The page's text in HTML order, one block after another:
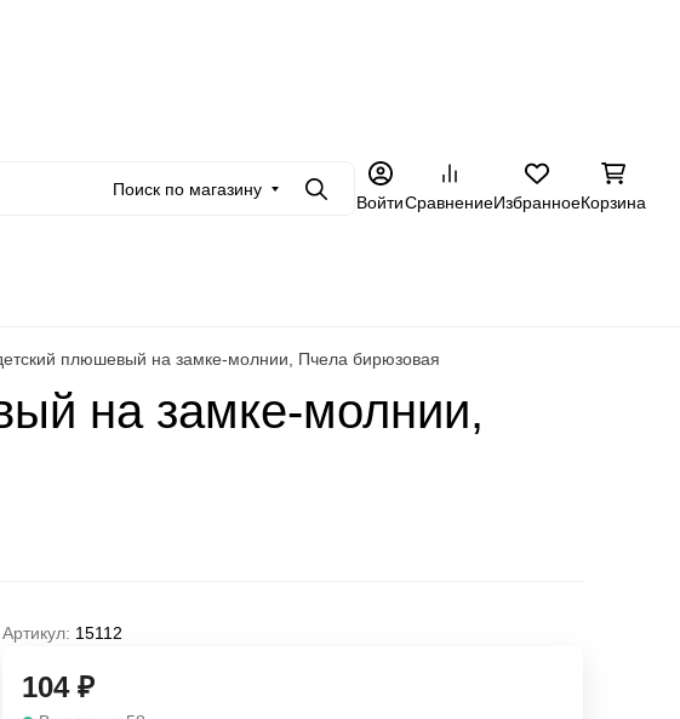
Поиск по магазину
ПоискВойтиСравнениеИзбранноеКорзина
плюшевый на замке-молнии, Пчела бирюзовая
на замке-молнии,
Артикул: 15112
104 ₽